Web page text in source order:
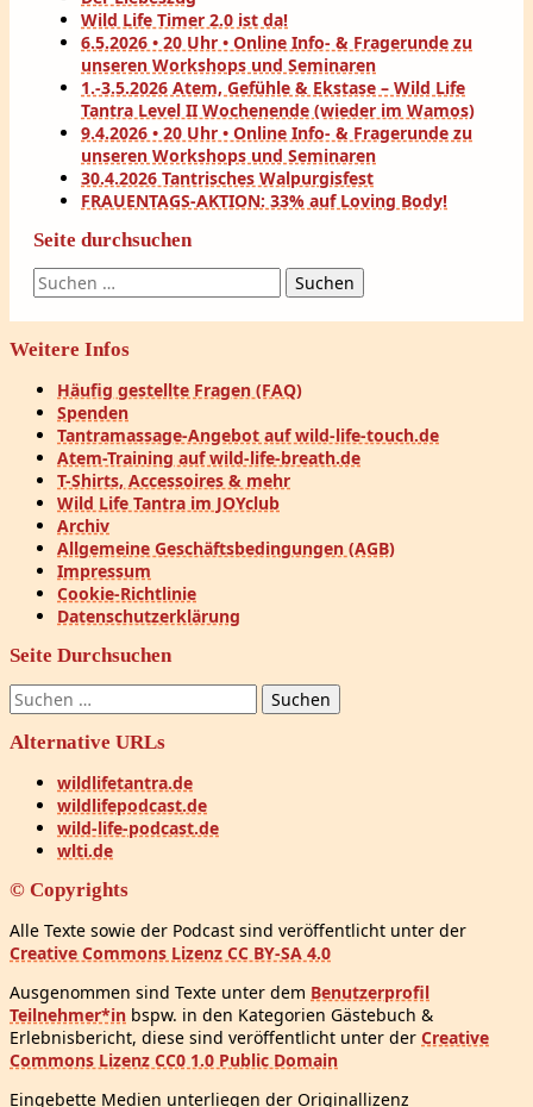
Wild Life Timer 2.0 ist da!
6.5.2026 • 20 Uhr • Online Info- & Fragerunde zu
unseren Workshops und Seminaren
1.-3.5.2026 Atem, Gefühle & Ekstase – Wild Life
Tantra Level II Wochenende (wieder im Wamos)
9.4.2026 • 20 Uhr • Online Info- & Fragerunde zu
unseren Workshops und Seminaren
30.4.2026 Tantrisches Walpurgisfest
FRAUENTAGS-AKTION: 33% auf Loving Body!
Seite durchsuchen
Suchen
nach:
Weitere Infos
Häufig gestellte Fragen (FAQ)
Spenden
Tantramassage-Angebot auf wild-life-touch.de
Atem-Training auf wild-life-breath.de
T-Shirts, Accessoires & mehr
Wild Life Tantra im JOYclub
Archiv
Allgemeine Geschäftsbedingungen (AGB)
Impressum
Cookie-Richtlinie
Datenschutzerklärung
Seite Durchsuchen
Suchen
nach:
Alternative URLs
wildlifetantra.de
wildlifepodcast.de
wild-life-podcast.de
wlti.de
© Copyrights
Alle Texte sowie der Podcast sind veröffentlicht unter der
Creative Commons Lizenz CC BY-SA 4.0
Ausgenommen sind Texte unter dem Benutzerprofil
Teilnehmer*in bspw. in den Kategorien Gästebuch &
Erlebnisbericht, diese sind veröffentlicht unter der Creative
Commons Lizenz CC0 1.0 Public Domain
Eingebette Medien unterliegen der Originallizenz